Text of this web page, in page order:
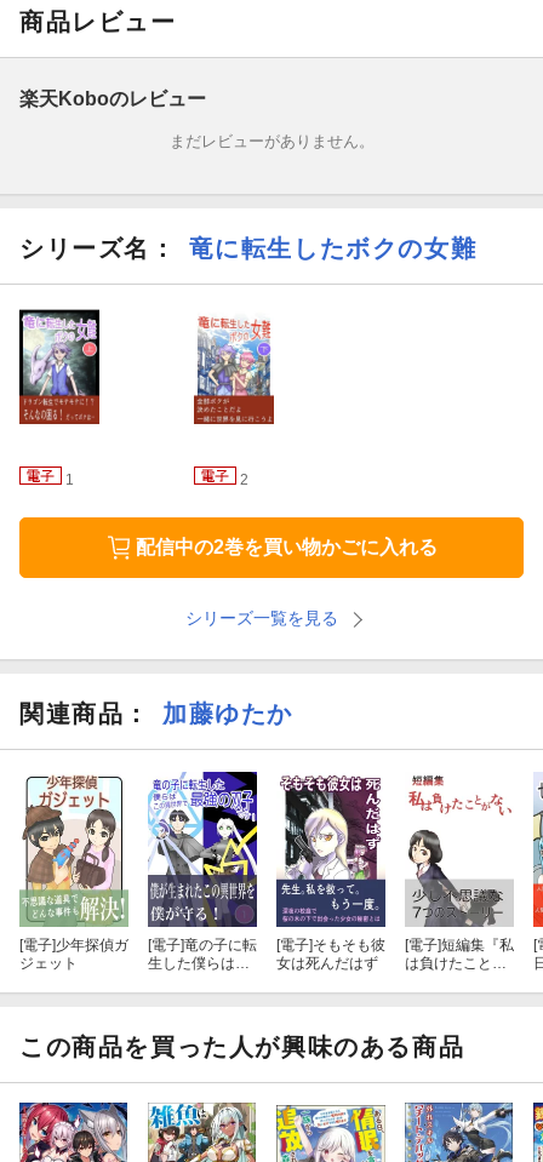
のとは対照的に、ミネは不安を募らせていた。
商品レビュー
楽天Koboのレビュー
まだレビューがありません。
シリーズ名： 竜に転生したボクの女難
1 2
配信中の2巻を買い物かごに入れる
シリーズ一覧を見る
関連商品 ： 加藤ゆたか
[電子]少年探偵ガ
ジェット
[電子]竜の子に転
生した僕らはこ
[電子]そもそも彼
女は死んだはず
[電子]短編集『私
は負けたことが
[
この商品を買った人が興味のある商品